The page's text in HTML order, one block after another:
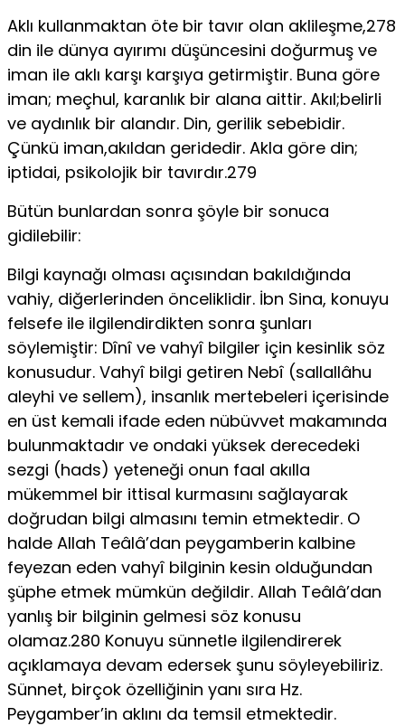
Aklı kullanmaktan öte bir tavır olan aklileşme,278
din ile dünya ayırımı düşüncesini doğurmuş ve
iman ile aklı karşı karşıya getirmiştir. Buna göre
iman; meçhul, karanlık bir alana aittir. Akıl;belirli
ve aydınlık bir alandır. Din, gerilik sebebidir.
Çünkü iman,akıldan geridedir. Akla göre din;
iptidai, psikolojik bir tavırdır.279
Bütün bunlardan sonra şöyle bir sonuca
gidilebilir:
Bilgi kaynağı olması açısından bakıldığında
vahiy, diğerlerinden önceliklidir. İbn Sina, konuyu
felsefe ile ilgilendirdikten sonra şunları
söylemiştir: Dînî ve vahyî bilgiler için kesinlik söz
konusudur. Vahyî bilgi getiren Nebî (sallallâhu
aleyhi ve sellem), insanlık mertebeleri içerisinde
en üst kemali ifade eden nübüvvet makamında
bulunmaktadır ve ondaki yüksek derecedeki
sezgi (hads) yeteneği onun faal akılla
mükemmel bir ittisal kurmasını sağlayarak
doğrudan bilgi almasını temin etmektedir. O
halde Allah Teâlâ’dan peygamberin kalbine
feyezan eden vahyî bilginin kesin olduğundan
şüphe etmek mümkün değildir. Allah Teâlâ’dan
yanlış bir bilginin gelmesi söz konusu
olamaz.280 Konuyu sünnetle ilgilendirerek
açıklamaya devam edersek şunu söyleyebiliriz.
Sünnet, birçok özelliğinin yanı sıra Hz.
Peygamber’in aklını da temsil etmektedir.